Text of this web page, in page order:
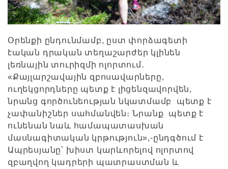
Օրենքի ընդունմամբ, ըստ փորձագետի
էական դրական տեղաշարժեր կլինեն
լեռնային տուրիզմի ոլորտում․
«Քայլարշավային զբոսավարները,
ուղեկցորդները պետք է լիցենզավորվեն,
նրանց գործունեության նկատմամբ պետք է
չափանիշներ սահմանվեն։ Նրանք պետք է
ունենան նաև համապատասխան
մասնագիտական կրթություն»,-ընդգծում է
Ապրեսյանը՝ խիստ կարևորելով ոլորտով
զբաղվող կադրերի պատրաստման և